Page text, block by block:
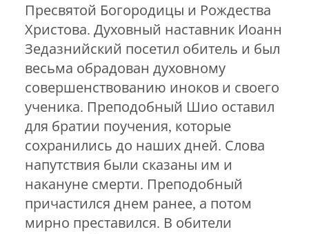
Пресвятой Богородицы и Рождества
Христова. Духовный наставник Иоанн
Зедазнийский посетил обитель и был
весьма обрадован духовному
совершенствованию иноков и своего
ученика. Преподобный Шио оставил
для братии поучения, которые
сохранились до наших дней. Слова
напутствия были сказаны им и
накануне смерти. Преподобный
причастился днем ранее, а потом
мирно преставился. В обители